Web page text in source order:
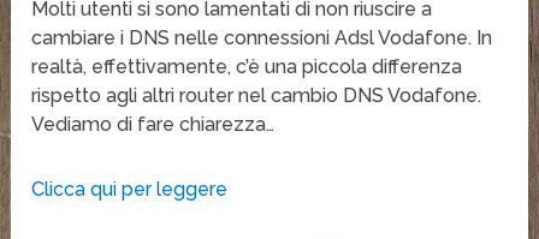
Molti utenti si sono lamentati di non riuscire a
cambiare i DNS nelle connessioni Adsl Vodafone. In
realtà, effettivamente, c’è una piccola differenza
rispetto agli altri router nel cambio DNS Vodafone.
Vediamo di fare chiarezza…
Clicca qui per leggere